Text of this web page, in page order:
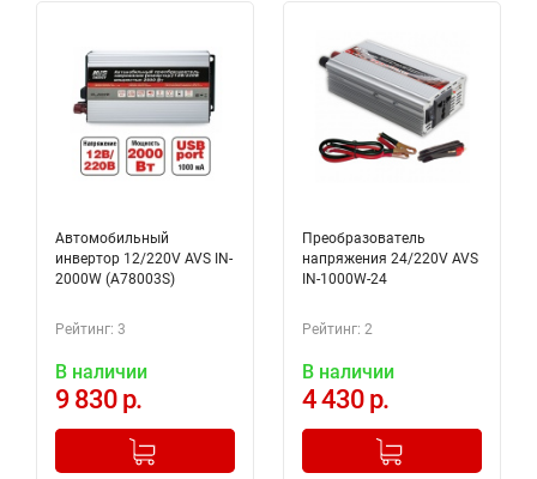
Автомобильный
инвертор 12/220V AVS IN-
2000W (A78003S)
Рейтинг: 3
В наличии
9 830 р.
+
Добавлено в корзину
Преобразователь
напряжения 24/220V AVS
IN-1000W-24
Рейтинг: 2
В наличии
4 430 р.
+
Добавлено в корзину